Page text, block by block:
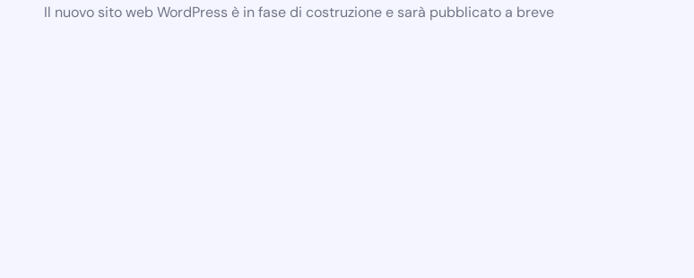
Il nuovo sito web WordPress è in fase di costruzione e sarà pubblicato a breve